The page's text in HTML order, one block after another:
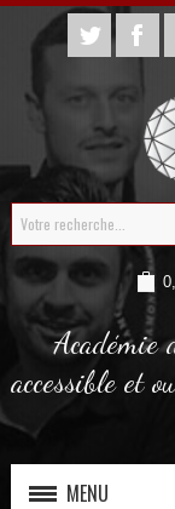
Académie
accessible et
MENU